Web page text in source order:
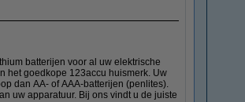
batterijen voor al uw elektrische
het goedkope 123accu huismerk. Uw
dan AA- of AAA-batterijen (penlites).
uw apparatuur. Bij ons vindt u de juiste